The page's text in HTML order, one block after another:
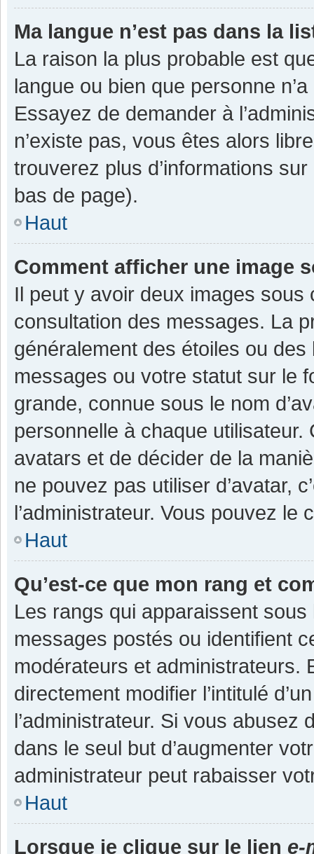
Ma langue n’est pas dans la
La raison la plus probable est
langue ou bien que personne
Essayez de demander à
n’existe pas, vous êtes alors
trouverez plus d’informations
bas de page).
Haut
Comment afficher une image
Il peut y avoir deux images sous
consultation des messages. La
généralement des étoiles ou
messages ou votre statut sur le
grande, connue sous le nom
personnelle à chaque utilisateur.
avatars et de décider de la
ne pouvez pas utiliser d’avatar,
l’administrateur. Vous pouvez
Haut
Qu’est-ce que mon rang et
Les rangs qui apparaissent
messages postés ou identifient
modérateurs et administrateurs.
directement modifier l’intitulé
l’administrateur. Si vous
dans le seul but d’augmenter
administrateur peut rabaisser
Haut
Lorsque je clique sur le lien e-